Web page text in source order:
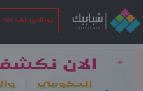
نتيجة الثانوية العامة 2026